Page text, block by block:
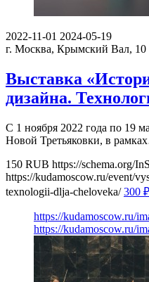
2022-11-01 2024-05-19
г. Москва, Крымский Вал, 10
Выставка
дизайна.
С 1 ноября 2022 года по 19
Новой Третьяковки, в
150 RUB https://schema.org/
https://kudamoscow.ru/event/
texnologii-dlja-cheloveka/ 300 ₽
https://kudamoscow.ru/
https://kudamoscow.ru/